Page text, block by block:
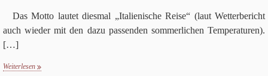
Das Motto lau­tet dies­mal „Ita­lie­ni­sche Reise“ (laut Wet­ter­be­richt
auch wie­der mit den dazu pas­sen­den som­mer­li­chen Tem­pe­ra­tu­ren).
[…]
Weiterlesen